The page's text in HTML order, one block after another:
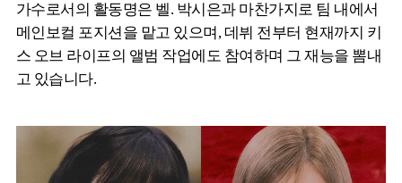
가수로서의 활동명은 벨. 박시은과 마찬가지로 팀 내에서
메인보컬 포지션을 맡고 있으며, 데뷔 전부터 현재까지 키
스 오브 라이프의 앨범 작업에도 참여하며 그 재능을 뽐내
고 있습니다.